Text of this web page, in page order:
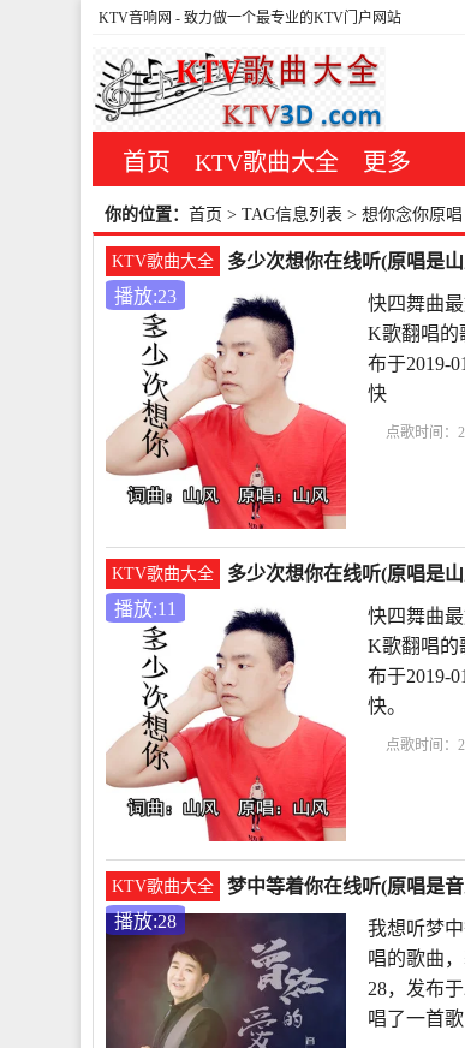
KTV音响网 - 致力做一个最专业的KTV门户网站
首页 KTV歌曲大全 更多
你的位置： 首页 > TAG信息列表 > 想你念你原唱
KTV歌曲大全
多少次想你在线听(原唱是
播放:23
快四舞曲
K歌翻唱的
布于2019-
快
点歌时间：
KTV歌曲大全
多少次想你在线听(原唱是
播放:11
快四舞曲
K歌翻唱的
布于2019-
快。
点歌时间：
KTV歌曲大全
梦中等着你在线听(原唱是
播放:28
我想听梦
唱的歌曲
28，发布
唱了一首